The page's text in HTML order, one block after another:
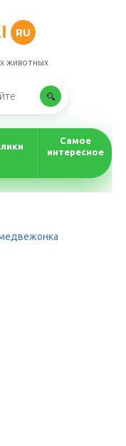
RU
животных
Самое
интересное